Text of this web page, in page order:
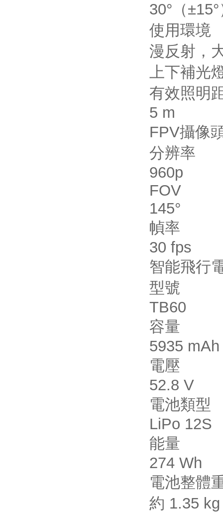
30°（
使用環境
漫反射
上下補光
有效照明
5 m
FPV攝像
分辨率
960p
FOV
145°
幀率
30 fps
智能飛行
型號
TB60
容量
5935 mAh
電壓
52.8 V
電池類型
LiPo 12S
能量
274 Wh
電池整體
約 1.35 kg